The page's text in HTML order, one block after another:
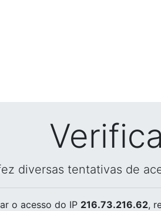
diversas tentativas de
o acesso do IP 216.73.216.62,